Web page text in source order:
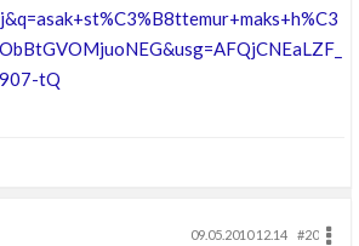
tQ
09.05.2010 12.14
#20